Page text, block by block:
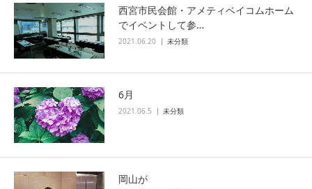
西宮市民会館・アメティベイコムホーム
でイベントして参…
2021.06.20 未分類
6月
2021.06.5 未分類
岡山が